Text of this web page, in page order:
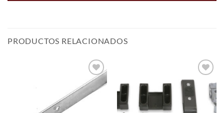
PRODUCTOS RELACIONADOS
Add to
wishlist
Add to
wishlist